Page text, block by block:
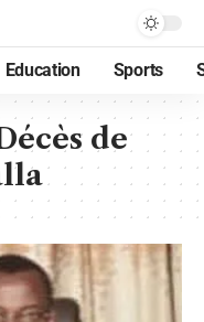
Education Sports
de